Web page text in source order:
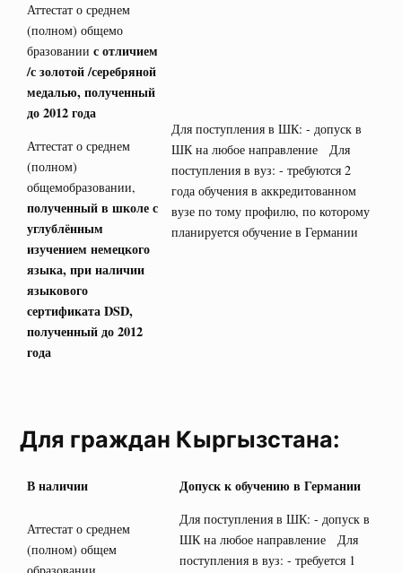
Аттестат о среднем
(полном) общемо
бразовании с отличием
/с золотой /серебряной
медалью, полученный
до 2012 года
Для поступления в ШК: - допуск в
ШК на любое направление Для
поступления в вуз: - требуются 2
года обучения в аккредитованном
вузе по тому профилю, по которому
планируется обучение в Германии
Аттестат о среднем
(полном)
общемобразовании,
полученный в школе с
углублённым
изучением немецкого
языка, при наличии
языкового
сертификатаDSD,
полученный до 2012
года
Для граждан Кыргызстана:
В наличии Допуск к обучению в Германии
Аттестат о среднем
(полном) общем
Для поступления в ШК: - допуск в
ШК на любое направление Для
поступления в вуз: - требуется 1